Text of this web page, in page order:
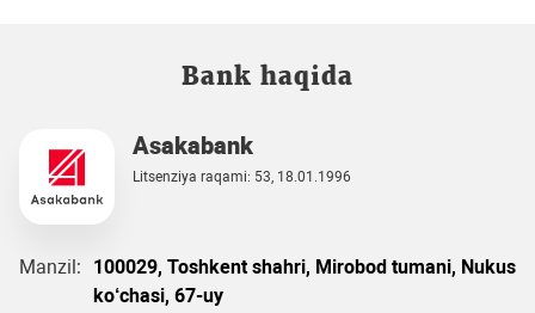
Bank haqida
Asakabank
Litsenziya raqami: 53, 18.01.1996
Manzil:
100029, Toshkent shahri, Mirobod tumani, Nukus
ko‘chasi, 67-uy